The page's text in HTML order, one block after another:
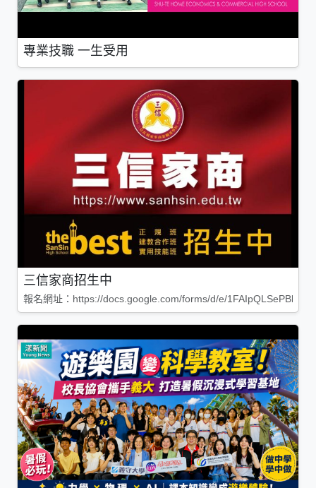
專業技職 一生受用
三信家商招生中
報名網址：https://docs.google.com/forms/d/e/